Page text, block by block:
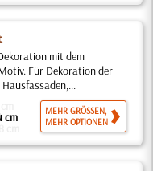
mit dem
Für Dekoration der
cm
MEHR GRÖSSEN,
MEHR OPTIONEN